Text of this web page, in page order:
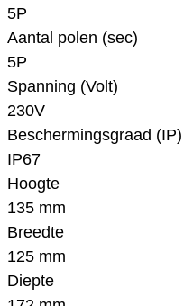
5P
Aantal polen (sec)
5P
Spanning (Volt)
230V
Beschermingsgraad (IP)
IP67
Hoogte
135 mm
Breedte
125 mm
Diepte